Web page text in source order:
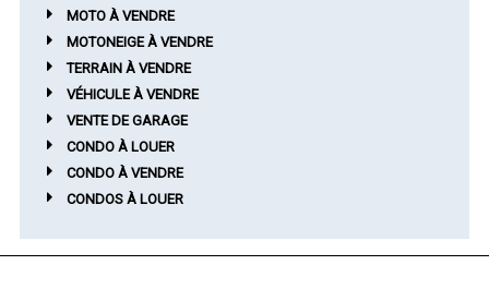
MOTO À VENDRE
MOTONEIGE À VENDRE
TERRAIN À VENDRE
VÉHICULE À VENDRE
VENTE DE GARAGE
CONDO À LOUER
CONDO À VENDRE
CONDOS À LOUER